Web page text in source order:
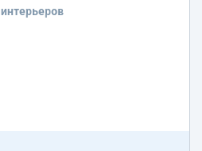
эскизы как это может быть
если какие-то
сами. 3....